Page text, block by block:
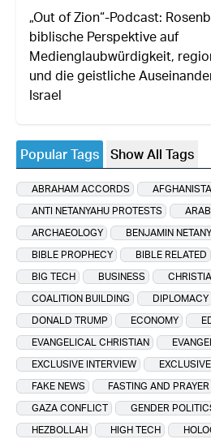
„Out of Zion“-Podcast:
biblische Perspektive auf
Medienglaubwürdigkeit,
und die geistliche
Israel
Popular Tags Show All Tags
ABRAHAM ACCORDS
ANTI NETANYAHU PROTESTS
ARCHAEOLOGY
BENJAMIN
BIBLE PROPHECY
BIBLE RELATED
BIG TECH
BUSINESS
COALITION BUILDING
DIPLOMACY
DONALD TRUMP
ECONOMY
EVANGELICAL CHRISTIAN
EXCLUSIVE INTERVIEW
FAKE NEWS
FASTING AND PRAYER
GAZA CONFLICT
GENDER
HEZBOLLAH
HIGH TECH